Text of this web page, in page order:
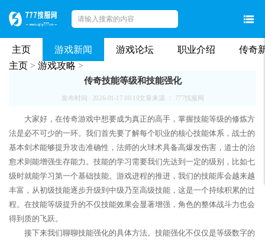
主页 游戏新闻 游戏论坛 职业介绍
传奇
主页 > 游戏攻略 >
传奇技能等级和技能强化
发布时间 : 2026-01-17 00:10文章来源 ： 777找服网
大家好，在传奇游戏中想要成为真正的高手，掌握技能等级的修炼方
法是必不可少的一环。我们首先要了解每个职业的核心技能体系，战士的
基本剑术能够提升攻击准确性，法师的火球术具备高爆发伤害，道士的治
愈术则能增强生存能力。技能的学习需要我们先达到一定的级别，比如七
级时就能学习第一个基础技能。游戏进程的推进，我们的技能库会越来越
丰富，从初级技能逐步升级到中级乃至高级技能，这是一个持续积累的过
程。在技能等级提升的不仅技能效果会显著增强，角色的整体战斗力也会
得到质的飞跃。
接下来我们聊聊技能强化的具体方法。技能强化不仅仅是等级数字的